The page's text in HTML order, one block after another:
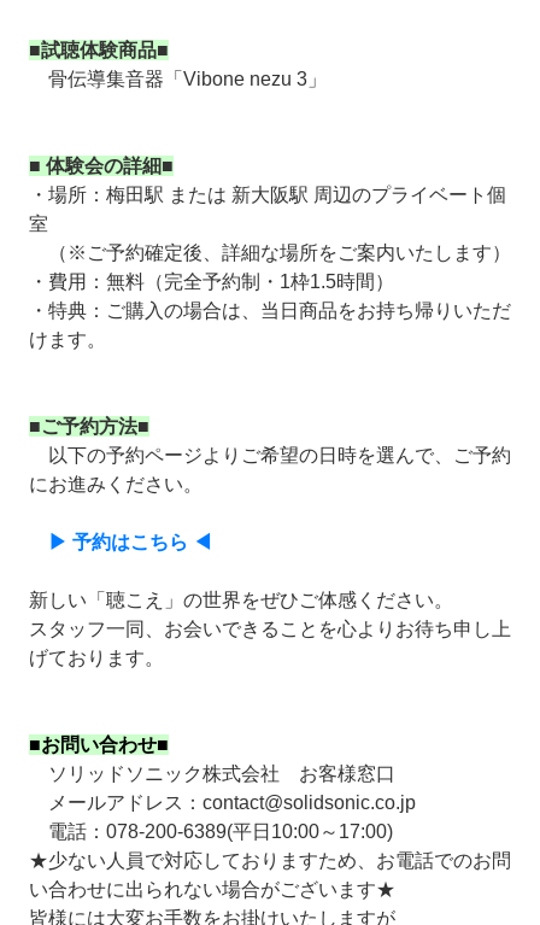
■試聴体験商品■
骨伝導集音器「Vibone nezu 3」
■ 体験会の詳細■
・場所：梅田駅 または 新大阪駅 周辺のプライベート個
室
（※ご予約確定後、詳細な場所をご案内いたします）
・費用：無料（完全予約制・1枠1.5時間）
・特典：ご購入の場合は、当日商品をお持ち帰りいただ
けます。
■ご予約方法■
以下の予約ページよりご希望の日時を選んで、ご予約
にお進みください。
▶ 予約はこちら ◀
新しい「聴こえ」の世界をぜひご体感ください。
スタッフ一同、お会いできることを心よりお待ち申し上
げております。
■お問い合わせ■
ソリッドソニック株式会社 お客様窓口
メールアドレス：contact@solidsonic.co.jp
電話：078-200-6389(平日10:00～17:00)
★少ない人員で対応しておりますため、お電話でのお問
い合わせに出られない場合がございます★
皆様には大変お手数をお掛けいたしますが